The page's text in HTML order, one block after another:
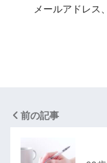
メールアドレス
前の記事